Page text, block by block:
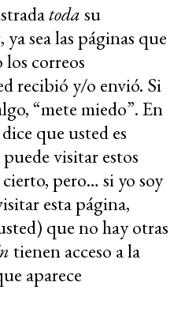
todasu
sea las páginas que
correos
recibió y/o envió. Si
“mete miedo”. En
que usted es
visitar estos
cierto, pero… si yo soy
esta página,
que no hay otras
tienen acceso a la
aparece